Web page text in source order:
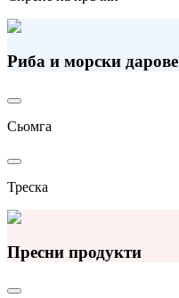
Риба и морски дарове
Сьомга
Треска
Пресни продукти